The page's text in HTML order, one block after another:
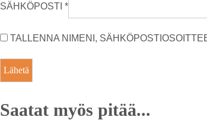
SÄHKÖPOSTI *
TALLENNA NIMENI,
Saatat myös pitää...